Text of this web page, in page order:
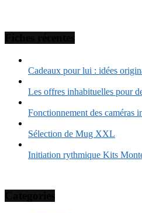
Cadeaux pour lui : idées
Les offres inhabituelles pour
Fonctionnement des caméras
Sélection de Mug XXL
Initiation rythmique Kits